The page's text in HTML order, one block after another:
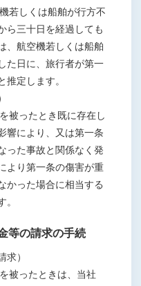
若しくは船舶が行方不
ら三十日を経過しても
、航空機若しくは船舶
た日に、旅行者が第一
推定します。
被ったとき既に存在し
響により、又は第一条
った事故と関係なく発
より第一条の傷害が重
かった場合に相当する
。
等の請求の手続
求）
被ったときは、当社